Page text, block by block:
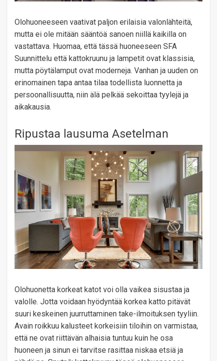
Olohuoneeseen vaativat paljon erilaisia ​​valonlähteitä,
mutta ei ole mitään sääntöä sanoen niillä kaikilla on
vastattava. Huomaa, että tässä huoneeseen SFA
Suunnittelu että kattokruunu ja lampetit ovat klassisia,
mutta pöytälamput ovat moderneja. Vanhan ja uuden on
erinomainen tapa antaa tilaa todellista luonnetta ja
persoonallisuutta, niin älä pelkää sekoittaa tyylejä ja
aikakausia.
Ripustaa lausuma Asetelman
Olohuonetta korkeat katot voi olla vaikea sisustaa ja
valolle. Jotta voidaan hyödyntää korkea katto pitävät
suuri keskeinen juurruttaminen take-ilmoituksen tyyliin.
Avain roikkuu kalusteet korkeisiin tiloihin on varmistaa,
että ne ovat riittävän alhaisia ​​tuntuu kuin he osa
huoneen ja sinun ei tarvitse rasittaa niskaa etsiä ja